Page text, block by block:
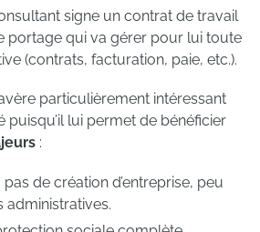
signe un contrat de travail
portage qui va gérer pour lui toute
(contrats, facturation, paie, etc.).
particulièrement intéressant
puisqu’il lui permet de bénéficier
:
: pas de création d’entreprise, peu
administratives.